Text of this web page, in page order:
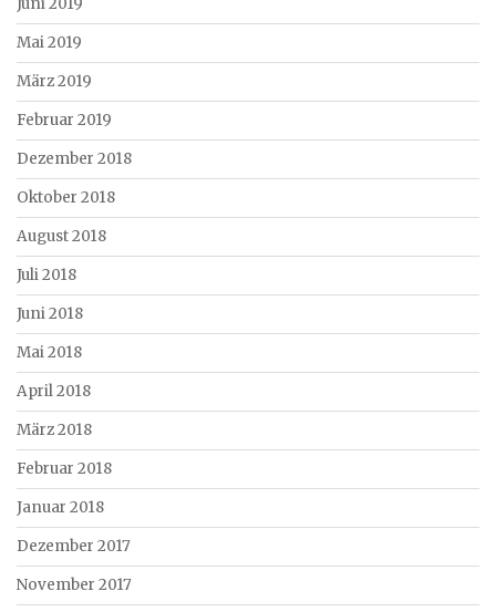
Juni 2019
Mai 2019
März 2019
Februar 2019
Dezember 2018
Oktober 2018
August 2018
Juli 2018
Juni 2018
Mai 2018
April 2018
März 2018
Februar 2018
Januar 2018
Dezember 2017
November 2017